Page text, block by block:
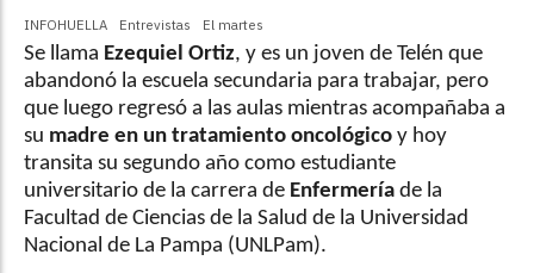
INFOHUELLA Entrevistas El martes
Se llama Ezequiel Ortiz, y es un joven de Telén que
abandonó la escuela secundaria para trabajar, pero
que luego regresó a las aulas mientras acompañaba a
su madre en un tratamiento oncológico y hoy
transita su segundo año como estudiante
universitario de la carrera de Enfermería de la
Facultad de Ciencias de la Salud de la Universidad
Nacional de La Pampa (UNLPam).